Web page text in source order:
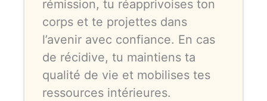
rémission, tu réapprivoises ton
corps et te projettes dans
l’avenir avec confiance. En cas
de récidive, tu maintiens ta
qualité de vie et mobilises tes
ressources intérieures.